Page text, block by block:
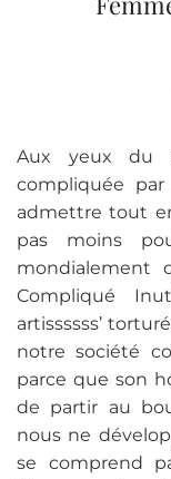
Aux yeux du
compliquée
admettre tout
pas moins
mondialement
Compliqué
artissssss’
notre société
parce que son
de partir au
nous ne
se comprend